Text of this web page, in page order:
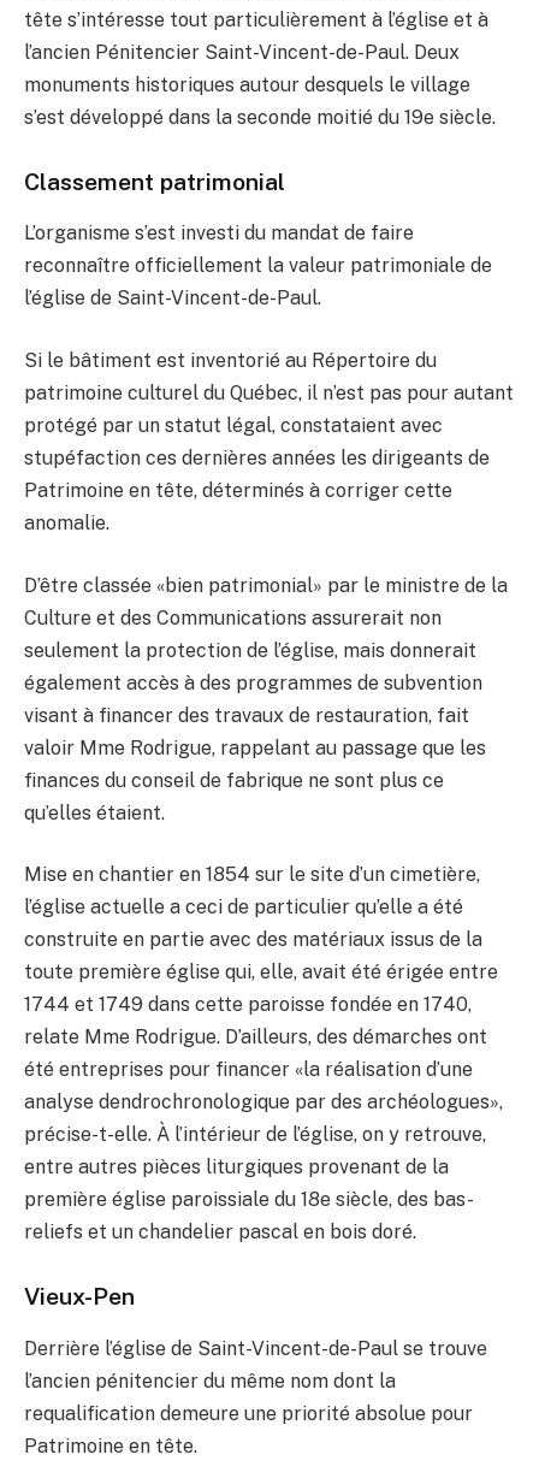
tête s’intéresse tout particulièrement à l’église et à
l’ancien Pénitencier Saint-Vincent-de-Paul. Deux
monuments historiques autour desquels le village
s’est développé dans la seconde moitié du 19e siècle.
Classement patrimonial
L’organisme s’est investi du mandat de faire
reconnaître officiellement la valeur patrimoniale de
l’église de Saint-Vincent-de-Paul.
Si le bâtiment est inventorié au Répertoire du
patrimoine culturel du Québec, il n’est pas pour autant
protégé par un statut légal, constataient avec
stupéfaction ces dernières années les dirigeants de
Patrimoine en tête, déterminés à corriger cette
anomalie.
D’être classée «bien patrimonial» par le ministre de la
Culture et des Communications assurerait non
seulement la protection de l’église, mais donnerait
également accès à des programmes de subvention
visant à financer des travaux de restauration, fait
valoir Mme Rodrigue, rappelant au passage que les
finances du conseil de fabrique ne sont plus ce
qu’elles étaient.
Mise en chantier en 1854 sur le site d’un cimetière,
l’église actuelle a ceci de particulier qu’elle a été
construite en partie avec des matériaux issus de la
toute première église qui, elle, avait été érigée entre
1744 et 1749 dans cette paroisse fondée en 1740,
relate Mme Rodrigue. D’ailleurs, des démarches ont
été entreprises pour financer «la réalisation d’une
analyse dendrochronologique par des archéologues»,
précise-t-elle. À l’intérieur de l’église, on y retrouve,
entre autres pièces liturgiques provenant de la
première église paroissiale du 18e siècle, des bas-
reliefs et un chandelier pascal en bois doré.
Vieux-Pen
Derrière l’église de Saint-Vincent-de-Paul se trouve
l’ancien pénitencier du même nom dont la
requalification demeure une priorité absolue pour
Patrimoine en tête.